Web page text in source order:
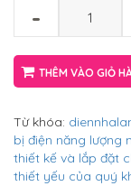
-
THÊM VÀO GIỎ
Từ khóa:
bị điện năng lượng
thiết kế và lắp đặt
thiết yếu của quý